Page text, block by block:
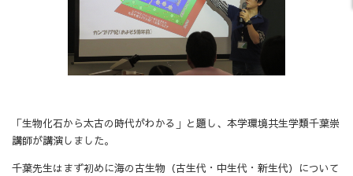
「生物化石から太古の時代がわかる」と題し、本学環境共生学類千葉崇
講師が講演しました。
千葉先生はまず初めに海の古生物（古生代・中生代・新生代）について